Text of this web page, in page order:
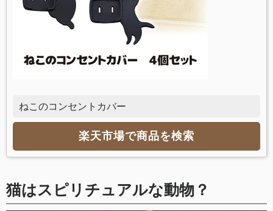
ねこのコンセントカバー
楽天市場で商品を検索
猫はスピリチュアルな動物？